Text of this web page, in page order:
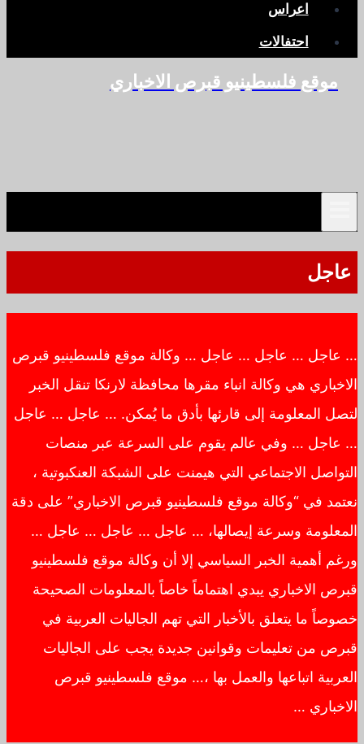
اعراس
احتفالات
موقع فلسطينيو قبرص الاخباري
عاجل
… عاجل … عاجل … عاجل … وكالة موقع فلسطينيو قبرص
الاخباري هي وكالة انباء مقرها محافظة لارنكا تنقل الخبر
لتصل المعلومة إلى قارئها بأدق ما يُمكن. … عاجل … عاجل
… عاجل … وفي عالم يقوم على السرعة عبر منصات
التواصل الاجتماعي التي هيمنت على الشبكة العنكبوتية ،
نعتمد في “وكالة موقع فلسطينيو قبرص الاخباري” على دقة
المعلومة وسرعة إيصالها، … عاجل … عاجل … عاجل …
ورغم أهمية الخبر السياسي إلا أن وكالة موقع فلسطينيو
قبرص الاخباري يبدي اهتماماً خاصاً بالمعلومات الصحيحة
خصوصاً ما يتعلق بالأخبار التي تهم الجاليات العربية في
قبرص من تعليمات وقوانين جديدة يجب على الجاليات
العربية اتباعها والعمل بها ،… موقع فلسطينيو قبرص
الاخباري …